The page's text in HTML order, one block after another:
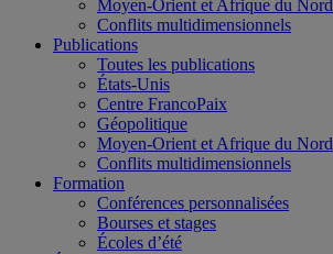
Moyen-Orient et Afrique du Nord
Conflits multidimensionnels
Publications
Toutes les publications
États-Unis
Centre FrancoPaix
Géopolitique
Moyen-Orient et Afrique du Nord
Conflits multidimensionnels
Formation
Conférences personnalisées
Bourses et stages
Écoles d’été